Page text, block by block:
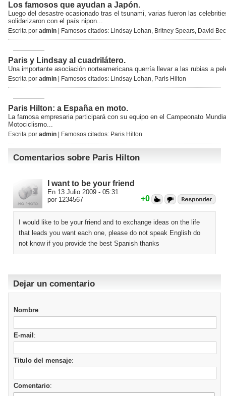
Los famosos que ayudan a Japón.
Luego del desastre ocasionado tras el tsunami, varias fueron las
solidarizaron con el país nipon...
Escrita por admin | Famosos citados: Lindsay Lohan, Britney Spears, David
Paris y Lindsay al cuadrilátero.
Una importante asociación norteamericana querría llevar a las rubias a
Escrita por admin | Famosos citados: Lindsay Lohan, Paris Hilton
Paris Hilton: a España en moto.
La famosa empresaria participará con su equipo en el Campeonato
Motociclismo...
Escrita por admin | Famosos citados: Paris Hilton
Comentarios sobre Paris Hilton
I want to be your friend
En 13 Julio 2009 - 05:31
por 1234567
+0
I would like to be your friend and to exchange ideas on the life
that leads you want each one, please do not speak English do
not know if you provide the best Spanish thanks
Dejar un comentario
Nombre:
E-mail :
Titulo del mensaje:
Comentario: